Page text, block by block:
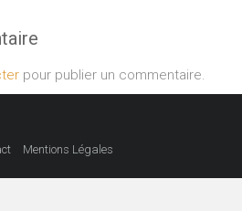
pour publier un commentaire.
Mentions Légales